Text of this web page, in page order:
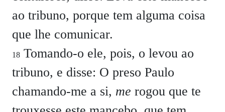
ao tribuno, porque tem alguma coisa
que lhe comunicar.
18 Tomando-o ele, pois, o levou ao
tribuno, e disse: O preso Paulo
chamando-me a si, me rogou que te